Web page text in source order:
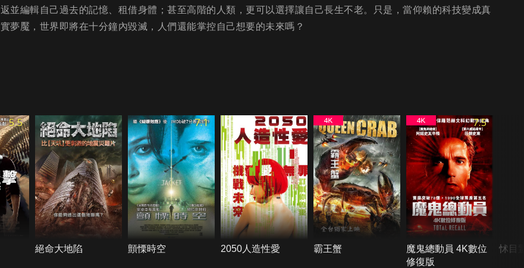
返並編輯自己過去的記憶、租借身體；甚至高階的人類，更可以選擇讓自己長生不老。只是，當仰賴的科技變成真
實夢魘，世界即將在十分鐘內毀滅，人們還能掌控自己想要的未來嗎？
5.5
絕命大地陷
7.1
顫慄時空 2050人造性愛 霸王蟹
7.5
魔鬼總動員 4K數位
修復版
怵目